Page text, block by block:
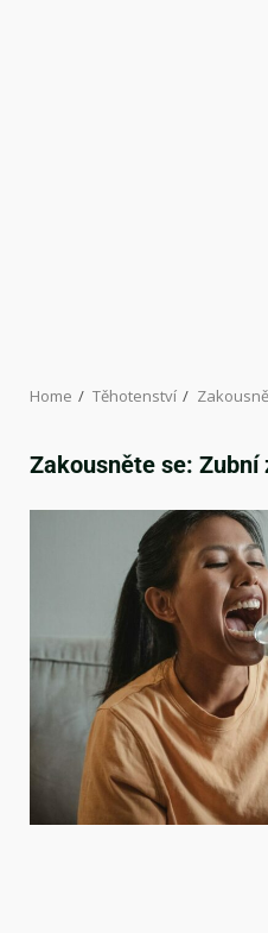
Home Těhotenství
Zakousněte se: Zubní